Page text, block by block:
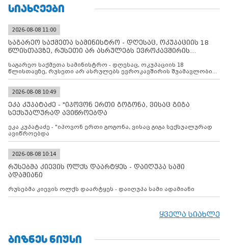
ᲡᲘᲐᲮᲚᲔᲔᲑᲘ
2026-08-08 11:00
საგარეო საქმეთა სამინისტრო - დღესაც, ოკუპაციის 18
წლისთავზე, რუსეთი არ ასრულებს ევროკავშირის
საგარეო საქმეთა სამინისტრო - დღესაც, ოკუპაციის 18
წლისთავზე, რუსეთი არ ასრულებს ევროკავშირის შუამავლობით
დადებულ 2008 წლის 12 აგვისტოს ცეცხლის შეწყვეტის
კონტროლს ოკუპირებულ რეგიონებში, აგრძელებს მათი
მილიტარიზაციის პროცესს და აქტიურად დგამს ნაბიჯებს მათი
ფაქტობრივი ანექსიისკენ
2026-08-08 10:49
ეკა კუპატაძე - "იპოვონ ერთი გოგონა, ვისაც გიგა
სექსუალურად ავიწროებდა
ეკა კუპატაძე - "იპოვონ ერთი გოგონა, ვისაც გიგა სექსუალურად
ავიწროებდა
2026-08-08 10:14
რუსებმა კიევის ოლქს დაარტყეს - დაიღუპა სამი
ადამიანი
რუსებმა კიევის ოლქს დაარტყეს - დაიღუპა სამი ადამიანი
ყველა სიახლე
ᲑᲘᲖᲜᲔᲡ ᲜᲘᲣᲡᲘ